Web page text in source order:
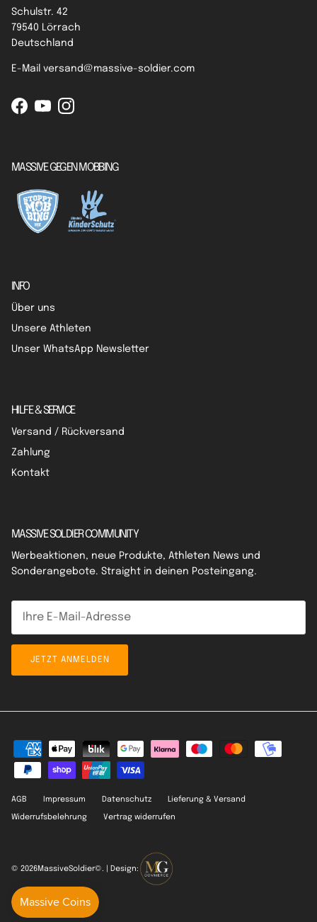
Schulstr. 42
79540 Lörrach
Deutschland
E-Mail versand@massive-soldier.com
Facebook
YouTubeInstagram
MASSIVE GEGEN MOBBING
INFO
Über uns
Unsere Athleten
Unser WhatsApp Newsletter
HILFE & SERVICE
Versand / Rückversand
Zahlung
Kontakt
MASSIVE SOLDIER COMMUNITY
Werbeaktionen, neue Produkte, Athleten News und
Sonderangebote. Straight in deinen Posteingang.
JETZT ANMELDEN
AGB Impressum Datenschutz Lieferung & Versand
Widerrufsbelehrung Vertrag widerrufen
© 2026MassiveSoldier©. | Design: